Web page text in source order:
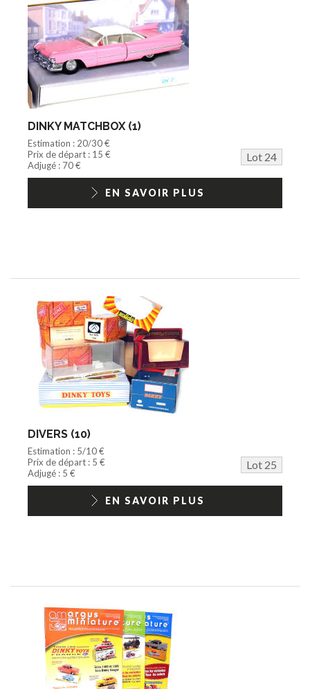
DINKY MATCHBOX (1)
Estimation : 20/30 €
Prix de départ : 15 €
Lot 24
Adjugé : 70 €
EN SAVOIR PLUS
DIVERS (10)
Estimation : 5/10 €
Prix de départ : 5 €
Lot 25
Adjugé : 5 €
EN SAVOIR PLUS